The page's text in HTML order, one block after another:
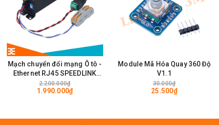
Mặt Sau MODULE USB TO COM FT232RL Basic
Mạch chuyển đổi mạng Ô tô -
Ethernet RJ45 SPEEDLINK
SE1002 100Mps
2.200.000₫
1.990.000₫
Module Mã Hóa Quay 360 Độ
V1.1
30.000₫
25.500₫